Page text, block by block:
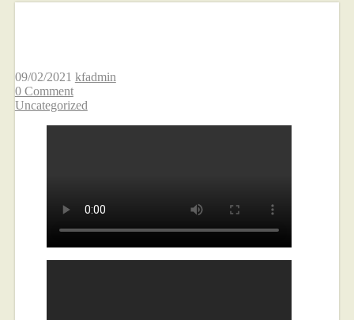
09/02/2021 kfadmin
0 Comment
Uncategorized